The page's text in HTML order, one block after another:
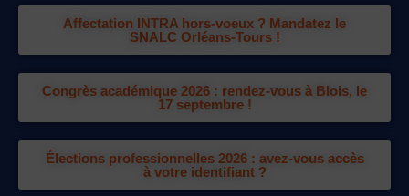
Affectation INTRA hors-voeux ? Mandatez le
SNALC Orléans-Tours !
Congrès académique 2026 : rendez-vous à Blois, le
17 septembre !
Élections professionnelles 2026 : avez-vous accès
à votre identifiant ?